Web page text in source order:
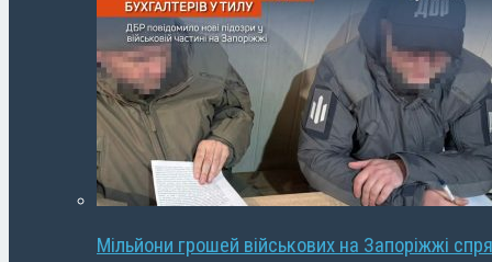
Мільйони грошей військових на Запоріжжі